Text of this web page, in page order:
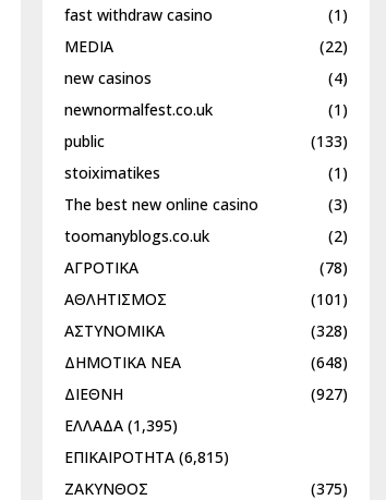
fast withdraw casino
(1)
MEDIA
(22)
new casinos
(4)
newnormalfest.co.uk
(1)
public
(133)
stoiximatikes
(1)
The best new online casino
(3)
toomanyblogs.co.uk
(2)
ΑΓΡΟΤΙΚΑ
(78)
ΑΘΛΗΤΙΣΜΟΣ
(101)
ΑΣΤΥΝΟΜΙΚΑ
(328)
ΔΗΜΟΤΙΚΑ ΝΕΑ
(648)
ΔΙΕΘΝΗ
(927)
ΕΛΛΑΔΑ (1,395)
ΕΠΙΚΑΙΡΟΤΗΤΑ (6,815)
ΖΑΚΥΝΘΟΣ
(375)